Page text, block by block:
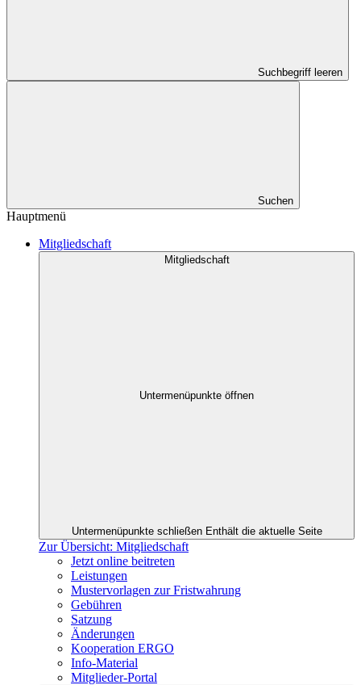
Suchbegriff leeren
Suchen
Hauptmenü
Mitgliedschaft
Mitgliedschaft
Untermenüpunkte öffnen
Untermenüpunkte schließen Enthält die aktuelle Seite
Zur Übersicht: Mitgliedschaft
Jetzt online beitreten
Leistungen
Mustervorlagen zur Fristwahrung
Gebühren
Satzung
Änderungen
Kooperation ERGO
Info-Material
Mitglieder-Portal